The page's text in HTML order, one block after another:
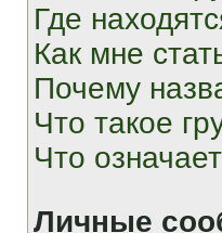
Где
Как мне
Почему
Что такое
Что
Личные